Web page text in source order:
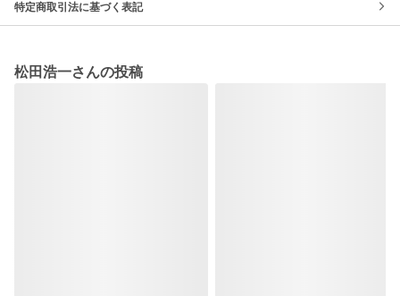
特定商取引法に基づく表記
松田浩一さんの投稿